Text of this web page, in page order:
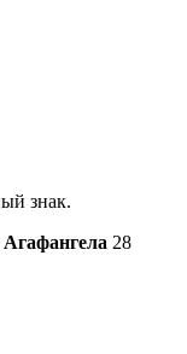
знак.
Агафангела 28